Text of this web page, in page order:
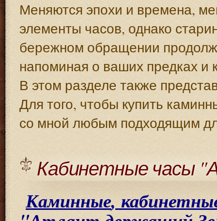
Меняются эпохи и времена,
элементы часов, однако
бережном обращении
напоминая о ваших предках и
В этом разделе также
Для того, чтобы купить
со мной любым подходящим
Кабинетные часы
Каминные,